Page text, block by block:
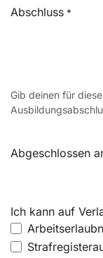
Abschluss *
Gib deinen für
Abgeschlossen
Ich kann auf